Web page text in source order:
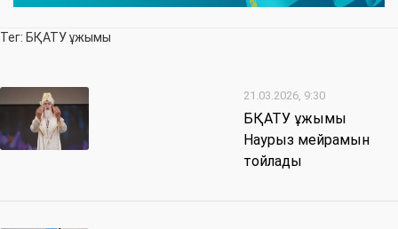
Тег: БҚАТУ ұжымы
21.03.2026, 9:30
БҚАТУ ұжымы
Наурыз мейрамын
тойлады